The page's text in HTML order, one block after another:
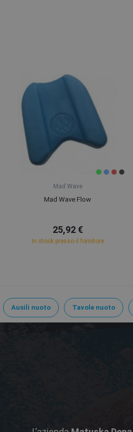
Mad Wave
Mad Wave Flow
25,92 €
In stock presso il fornitore
Ausili nuoto Tavole nuoto